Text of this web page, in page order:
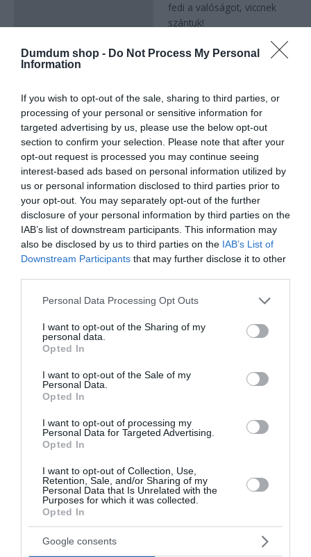
Dumdum shop - Do Not Process My Personal
Information
If you wish to opt-out of the sale, sharing to third parties, or
processing of your personal or sensitive information for
targeted advertising by us, please use the below opt-out
section to confirm your selection. Please note that after your
opt-out request is processed you may continue seeing
interest-based ads based on personal information utilized by
us or personal information disclosed to third parties prior to
your opt-out. You may separately opt-out of the further
disclosure of your personal information by third parties on the
IAB’s list of downstream participants. This information may
also be disclosed by us to third parties on the IAB’s List of
Downstream Participants that may further disclose it to other
Please note that this website/app uses one or more Google
not limited to your visit or usage behaviour. You may click to
grant or deny consent to Google and its third-party tags to
use your data for below specified purposes in below Google
consent section.
Personal Data Processing Opt Outs
I want to opt-out of the Sharing of my
personal data.
Opted In
I want to opt-out of the Sale of my
Personal Data.
Opted In
I want to opt-out of processing my
Personal Data for Targeted Advertising.
Opted In
I want to opt-out of Collection, Use,
Retention, Sale, and/or Sharing of my
Personal Data that Is Unrelated with the
Purposes for which it was collected.
Opted In
Google consents
fedi a valóságot, viccnek
szántuk!
18+
KALANDOZÁSOKRA
FANTÁZIÁTLANOKAT!
TUSFÜRDŐ
Értékelés:
Ft
18+
SZEXISTEN VICCES
0
/
2.000